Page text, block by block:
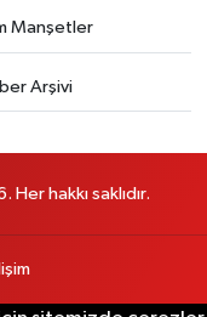
Manşetler
Arşivi
hakkı saklıdır.